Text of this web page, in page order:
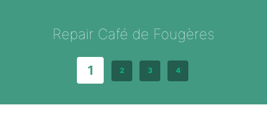
Repair Café de Fougères
1 2 3 4